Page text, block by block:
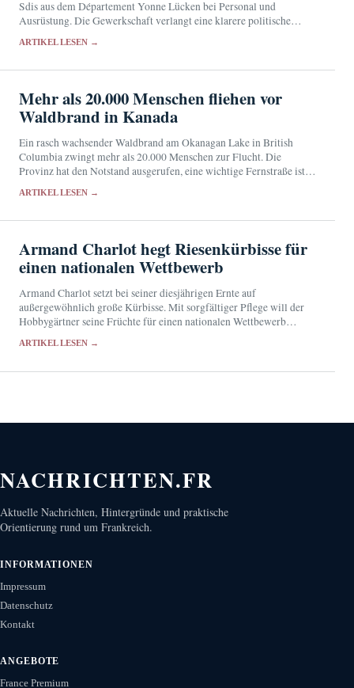
Sdis aus dem Département Yonne Lücken bei Personal und
Ausrüstung. Die Gewerkschaft verlangt eine klarere politische
ARTIKEL LESEN →
Mehr als 20.000 Menschen fliehen vor
Waldbrand in Kanada
Ein rasch wachsender Waldbrand am Okanagan Lake in British
Columbia zwingt mehr als 20.000 Menschen zur Flucht. Die
Provinz hat den Notstand ausgerufen, eine wichtige Fernstraße ist
ARTIKEL LESEN →
Armand Charlot hegt Riesenkürbisse für
einen nationalen Wettbewerb
Armand Charlot setzt bei seiner diesjährigen Ernte auf
außergewöhnlich große Kürbisse. Mit sorgfältiger Pflege will der
Hobbygärtner seine Früchte für einen nationalen Wettbewerb
ARTIKEL LESEN →
NACHRICHTEN.FR
Aktuelle Nachrichten, Hintergründe und praktische
Orientierung rund um Frankreich.
INFORMATIONEN
Impressum
Datenschutz
Kontakt
ANGEBOTE
France Premium